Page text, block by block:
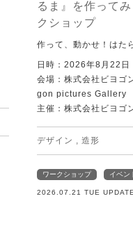
るま』を作って
クショップ
作って、動かせ！はた
日時：2026年8月22日
会場：株式会社ビヨ
gon pictures Gallery
主催：株式会社ビヨゴ
デザイン 造形
ワークショップ イベン
2026.07.21 TUE